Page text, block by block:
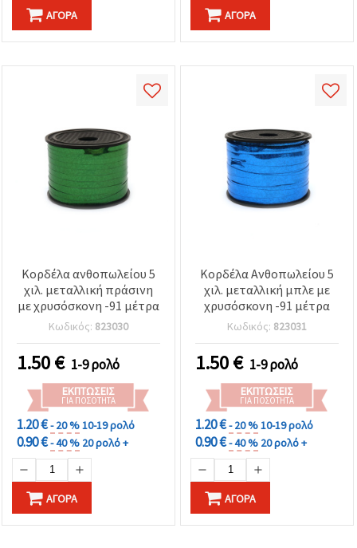
ΑΓΟΡΆ ΑΓΟΡΆ
Κορδέλα ανθοπωλείου 5
χιλ. μεταλλική πράσινη
με χρυσόσκονη -91 μέτρα
Κωδικός: 823030
1.50€ 1-9 ρολό
ΕΚΠΤΏΣΕΙΣ
ΓΙΑ ΠΟΣΌΤΗΤΑ
1.20 €- 20 %10-19 ρολό
0.90 €- 40 % 20 ρολό +
ΑΓΟΡΆ
Κορδέλα Ανθοπωλείου 5
χιλ. μεταλλική μπλε με
χρυσόσκονη -91 μέτρα
Κωδικός: 823031
1.50€ 1-9 ρολό
ΕΚΠΤΏΣΕΙΣ
ΓΙΑ ΠΟΣΌΤΗΤΑ
1.20 €- 20 %10-19 ρολό
0.90 €- 40 % 20 ρολό +
ΑΓΟΡΆ